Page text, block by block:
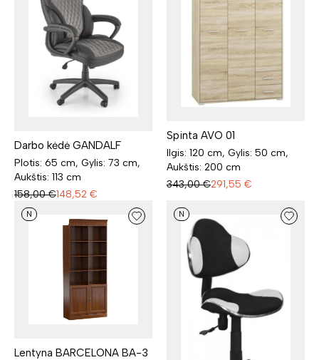
Darbo kėdė GANDALF
Plotis: 65 cm, Gylis: 73 cm,
Aukštis: 113 cm
158,00 €148,52 €
Spinta AVO 01
Ilgis: 120 cm, Gylis: 50 cm,
Aukštis: 200 cm
343,00 €291,55 €
N
Lentyna BARCELONA BA-3
N